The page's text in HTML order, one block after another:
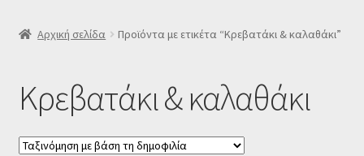
SLIDER
Δελτίο νέων
Αρχική σελίδα Προϊόντα με ετικέτα “Κρεβατάκι & καλαθάκι”
Κρεβατάκι & καλαθάκι